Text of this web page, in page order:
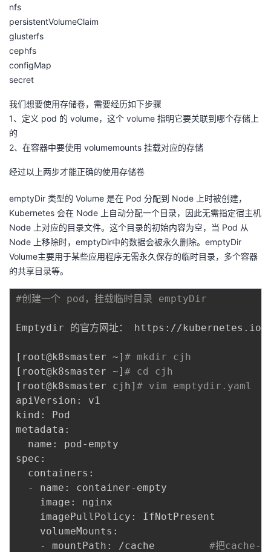
nfs
persistentVolumeClaim
glusterfs
cephfs
configMap
secret
我们想要使用存储卷，需要经历如下步骤
1、定义 pod 的 volume，这个 volume 指明它要关联到哪个存储上
的
2、在容器中要使用 volumemounts 挂载对应的存储
经过以上两步才能正确的使用存储卷
emptyDir 类型的 Volume 是在 Pod 分配到 Node 上时被创建，
Kubernetes 会在 Node 上自动分配一个目录，因此无需指定宿主机
Node 上对应的目录文件。这个目录的初始内容为空，当 Pod 从
Node 上移除时，emptyDir中的数据会被永久删除。emptyDir
Volume主要用于某些应用程序无需永久保存的临时目录，多个容器
的共享目录等。
#创建一个 pod，挂载临时目录 emptyDir
Emptydir 的官方网址： https://
[ root@k8smaster ~] # mkdir cjh
[ root@k8smaster ~] # cd cjh
[ root@k8smaster cjh] # vim emptydir.yaml
apiVersion: v1
kind: Pod
metadata:
  name: pod-empty
spec:
  containers:
  - name: container-empty
    image: nginx
    imagePullPolicy: IfNotPresent
    volumeMounts:
#把cache-